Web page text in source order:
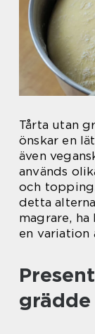
Tårta utan
önskar en
även
används
och
detta
magrare,
en variation
grädde